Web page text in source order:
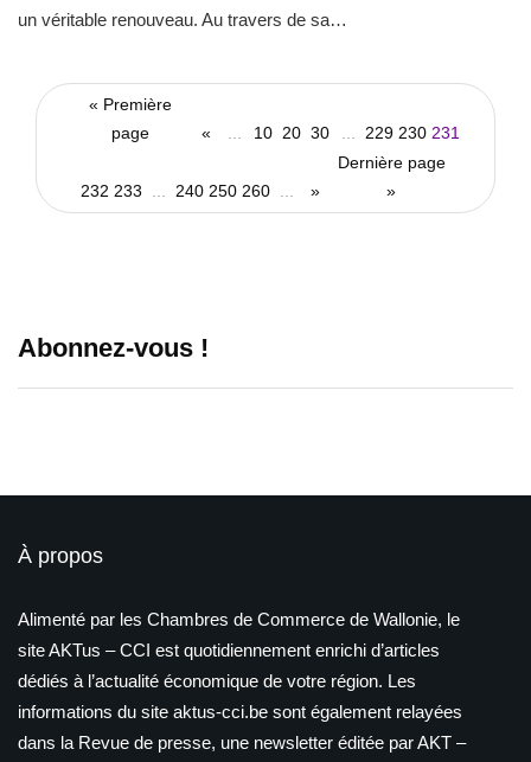
un véritable renouveau. Au travers de sa…
« Première
page
« 10 20 30 229 230 231
232 233 240 250 260 »
Dernière page
»
Abonnez-vous !
À propos
Alimenté par les Chambres de Commerce de Wallonie, le
site AKTus – CCI est quotidiennement enrichi d’articles
dédiés à l’actualité économique de votre région. Les
informations du site aktus-cci.be sont également relayées
dans la Revue de presse, une newsletter éditée par AKT –